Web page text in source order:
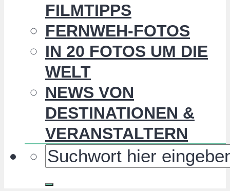
FILMTIPPS
FERNWEH-FOTOS
IN 20 FOTOS UM DIE
WELT
NEWS VON
DESTINATIONEN &
VERANSTALTERN